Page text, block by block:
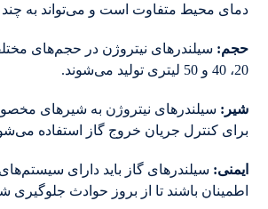
دمای محیط متفاوت است و می‌تواند به
حجم:
20، 40 و 50 لیتری تولید می‌شوند.
شیر : سیلندرهای نیتروژن به شیرهای
برای کنترل جریان خروج گاز استفاده
ایمنی: سیلندرهای گاز باید دارای سیستم‌های
اطمینان باشند تا از بروز حوادث جلوگیری